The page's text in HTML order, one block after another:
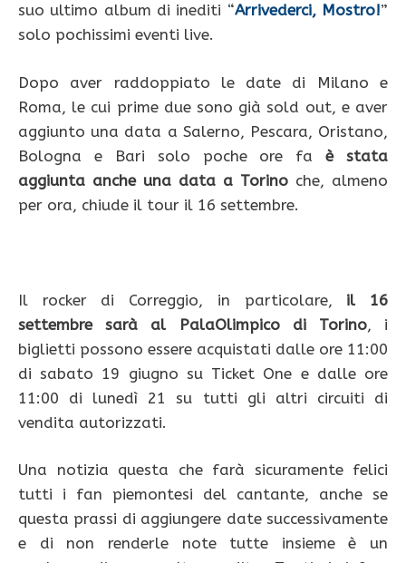
suo ultimo album di inediti “Arrivederci, Mostro!”
solo pochissimi eventi live.
Dopo aver raddoppiato le date di Milano e
Roma, le cui prime due sono già sold out, e aver
aggiunto una data a Salerno, Pescara, Oristano,
Bologna e Bari solo poche ore faè stata
aggiunta anche una data a Torino che, almeno
per ora, chiude il tour il 16 settembre.
Il rocker di Correggio, in particolare, il 16
settembre sarà al PalaOlimpico di Torino, i
biglietti possono essere acquistati dalle ore 11:00
di sabato 19 giugno su Ticket One e dalle ore
11:00 di lunedì 21 su tutti gli altri circuiti di
vendita autorizzati.
Una notizia questa che farà sicuramente felici
tutti i fan piemontesi del cantante, anche se
questa prassi di aggiungere date successivamente
e di non renderle note tutte insieme è un